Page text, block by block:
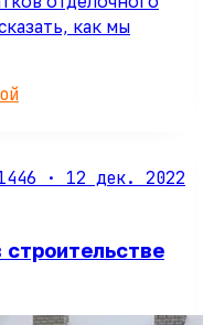
как мы
· 12 дек. 2022